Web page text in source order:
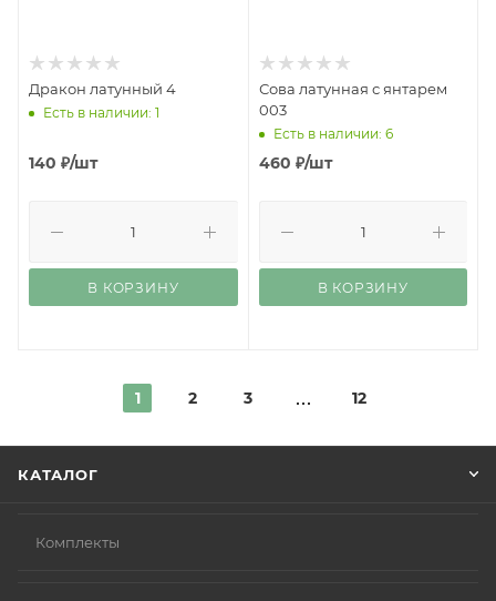
Дракон латунный 4
Есть в наличии: 1
140 ₽/шт
В КОРЗИНУ
Сова латунная с янтарем
003
Есть в наличии: 6
460 ₽/шт
В КОРЗИНУ
1 2 3 12
КАТАЛОГ
Комплекты